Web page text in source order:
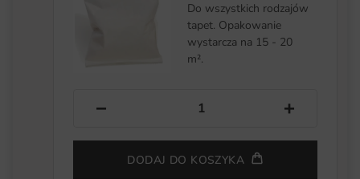
Do wszystkich rodzajów
tapet. Opakowanie
wystarcza na 15 - 20
m².
− +
DODAJ DO KOSZYKA